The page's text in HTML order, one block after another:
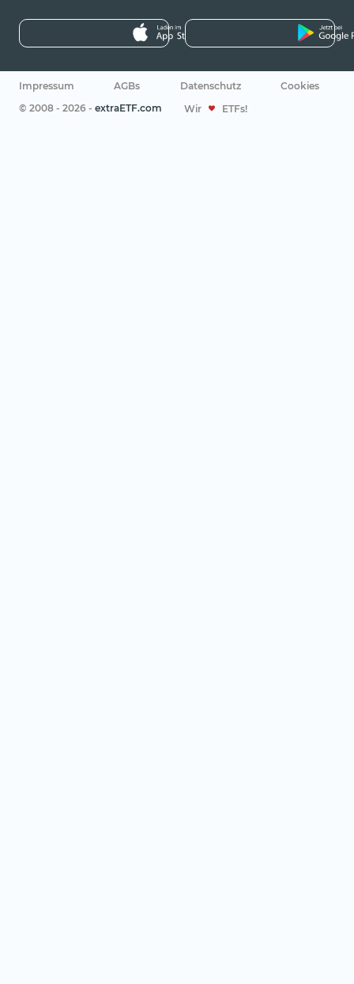
Impressum AGBs Datenschutz
Cookies
© 2008 - 2026 - extraETF.com Wir ETFs!